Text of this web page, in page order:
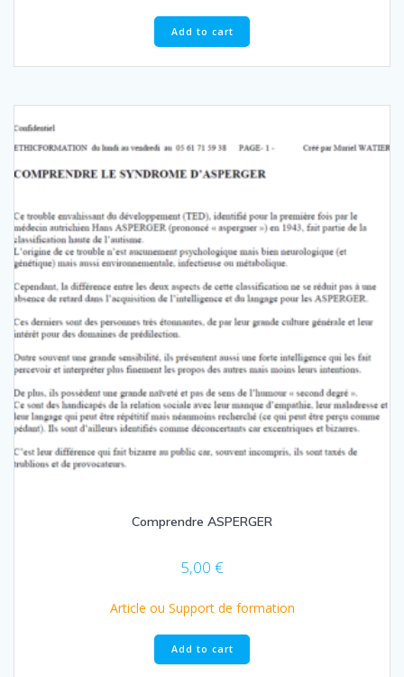
Add to cart
Comprendre ASPERGER
5,00 €
Article ou Support de formation
Add to cart